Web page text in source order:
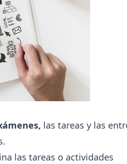
las tareas y las
las tareas o actividades